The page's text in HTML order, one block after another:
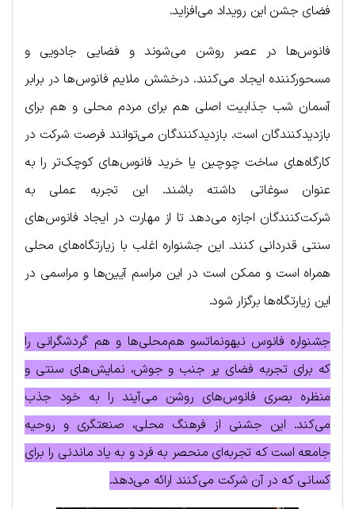
فضای جشن این رویداد می‌افزاید.
فانوس‌ها در عصر روشن می‌شوند و فضایی جادویی و
مسحورکننده ایجاد می‌کنند. درخشش ملایم فانوس‌ها در برابر
آسمان شب جذابیت اصلی هم برای مردم محلی و هم برای
بازدیدکنندگان است. بازدیدکنندگان می‌توانند فرصت شرکت در
کارگاه‌های ساخت چوچین یا خرید فانوس‌های کوچک‌تر را به
عنوان سوغاتی داشته باشند. این تجربه عملی به
شرکت‌کنندگان اجازه می‌دهد تا از مهارت در ایجاد فانوس‌های
سنتی قدردانی کنند. این جشنواره اغلب با زیارتگاه‌های محلی
همراه است و ممکن است در این مراسم آیین‌ها و مراسمی در
این زیارتگاه‌ها برگزار شود.
جشنواره فانوس نیهونماتسو هم‌محلی‌ها و هم گردشگرانی را
که برای تجربه فضای پر جنب و جوش، نمایش‌های سنتی و
منظره بصری فانوس‌های روشن می‌آیند را به خود جذب
می‌کند. این جشنی از فرهنگ محلی، صنعتگری و روحیه
جامعه است که تجربه‌ای منحصر به فرد و به یاد ماندنی را برای
کسانی که در آن شرکت می‌کنند ارائه می‌دهد.